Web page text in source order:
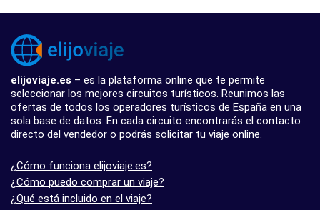
elijoviaje.es – es la plataforma online que te permite
seleccionar los mejores circuitos turísticos. Reunimos las
ofertas de todos los operadores turísticos de España en una
sola base de datos. En cada circuito encontrarás el contacto
directo del vendedor o podrás solicitar tu viaje online.
¿Cómo funciona elijoviaje.es?
¿Cómo puedo comprar un viaje?
¿Qué está incluido en el viaje?